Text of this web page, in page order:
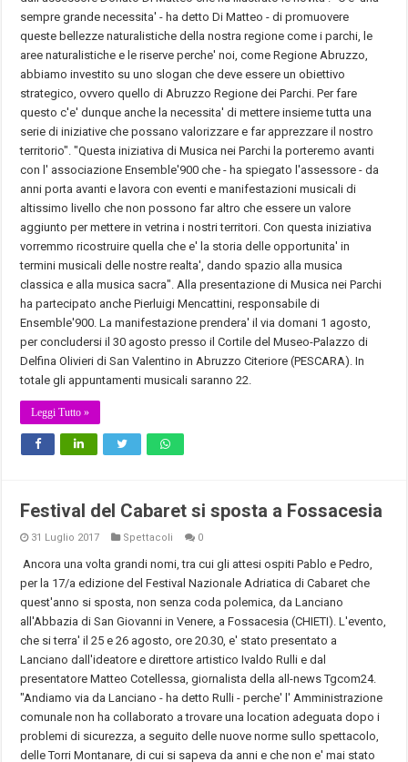
sempre grande necessita' - ha detto Di Matteo - di promuovere
queste bellezze naturalistiche della nostra regione come i parchi, le
aree naturalistiche e le riserve perche' noi, come Regione Abruzzo,
abbiamo investito su uno slogan che deve essere un obiettivo
strategico, ovvero quello di Abruzzo Regione dei Parchi. Per fare
questo c'e' dunque anche la necessita' di mettere insieme tutta una
serie di iniziative che possano valorizzare e far apprezzare il nostro
territorio". "Questa iniziativa di Musica nei Parchi la porteremo avanti
con l' associazione Ensemble'900 che - ha spiegato l'assessore - da
anni porta avanti e lavora con eventi e manifestazioni musicali di
altissimo livello che non possono far altro che essere un valore
aggiunto per mettere in vetrina i nostri territori. Con questa iniziativa
vorremmo ricostruire quella che e' la storia delle opportunita' in
termini musicali delle nostre realta', dando spazio alla musica
classica e alla musica sacra". Alla presentazione di Musica nei Parchi
ha partecipato anche Pierluigi Mencattini, responsabile di
Ensemble'900. La manifestazione prendera' il via domani 1 agosto,
per concludersi il 30 agosto presso il Cortile del Museo-Palazzo di
Delfina Olivieri di San Valentino in Abruzzo Citeriore (PESCARA). In
totale gli appuntamenti musicali saranno 22.
Leggi Tutto »
Festival del Cabaret si sposta a Fossacesia
31 Luglio 2017 Spettacoli 0
Ancora una volta grandi nomi, tra cui gli attesi ospiti Pablo e Pedro,
per la 17/a edizione del Festival Nazionale Adriatica di Cabaret che
quest'anno si sposta, non senza coda polemica, da Lanciano
all'Abbazia di San Giovanni in Venere, a Fossacesia (CHIETI). L'evento,
che si terra' il 25 e 26 agosto, ore 20.30, e' stato presentato a
Lanciano dall'ideatore e direttore artistico Ivaldo Rulli e dal
presentatore Matteo Cotellessa, giornalista della all-news Tgcom24.
"Andiamo via da Lanciano - ha detto Rulli - perche' l' Amministrazione
comunale non ha collaborato a trovare una location adeguata dopo i
problemi di sicurezza, a seguito delle nuove norme sullo spettacolo,
delle Torri Montanare, di cui si sapeva da anni e che non e' mai stato